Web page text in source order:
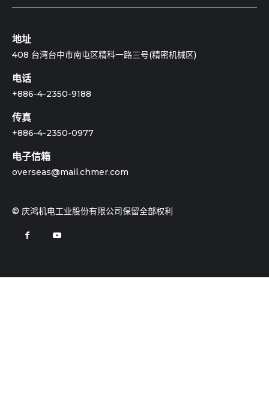
地址
408 台湾台中市南屯区精科一路三号(精密机械区)
电话
+886-4-2350-9188
传真
+886-4-2350-0977
电子信箱
overseas@mail.chmer.com
© 庆鸿机电工业股份有限公司保留全部权利